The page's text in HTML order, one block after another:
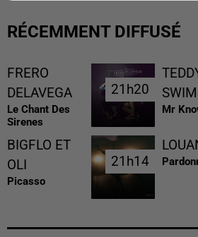
RÉCEMMENT DIFFUSÉ
FRERO
DELAVEGA
Le Chant Des
Sirenes
21h20
21h20
Mr
BIGFLO ET
OLI
Picasso
21h14
21h14